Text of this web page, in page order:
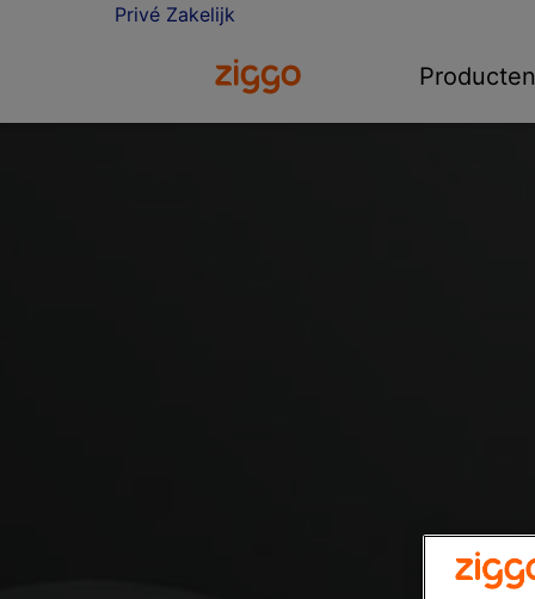
Privé Zakelijk
Ga naar de Ziggo homepageProducten